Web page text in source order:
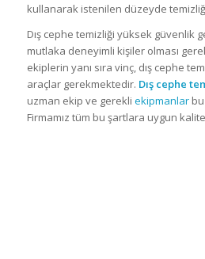
kullanarak istenilen düzeyde
Dış cephe temizliği yüksek güvenlik
mutlaka deneyimli kişiler olması
ekiplerin yanı sıra vinç, dış cephe
araçlar gerekmektedir. Dış cephe
uzman ekip ve gerekli ekipmanlarbu
Firmamız tüm bu şartlara uygun